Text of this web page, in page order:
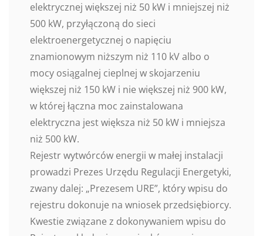
elektrycznej większej niż 50 kW i mniejszej niż
500 kW, przyłączoną do sieci
elektroenergetycznej o napięciu
znamionowym niższym niż 110 kV albo o
mocy osiągalnej cieplnej w skojarzeniu
większej niż 150 kW i nie większej niż 900 kW,
w której łączna moc zainstalowana
elektryczna jest większa niż 50 kW i mniejsza
niż 500 kW.
Rejestr wytwórców energii w małej instalacji
prowadzi Prezes Urzędu Regulacji Energetyki,
zwany dalej: „Prezesem URE”, który wpisu do
rejestru dokonuje na wniosek przedsiębiorcy.
Kwestie związane z dokonywaniem wpisu do